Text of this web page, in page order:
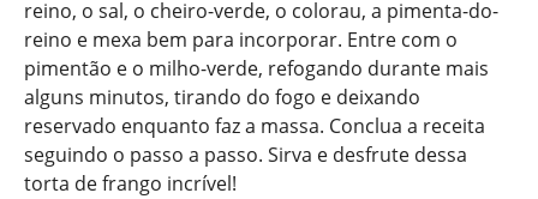
reino, o sal, o cheiro-verde, o colorau, a pimenta-do-
reino e mexa bem para incorporar. Entre com o
pimentão e o milho-verde, refogando durante mais
alguns minutos, tirando do fogo e deixando
reservado enquanto faz a massa. Conclua a receita
seguindo o passo a passo. Sirva e desfrute dessa
torta de frango incrível!